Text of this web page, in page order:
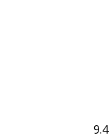
9.4